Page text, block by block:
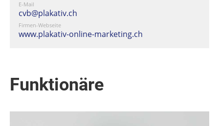
E-Mail
cvb@plakativ.ch
Firmen-Webseite
www.plakativ-online-marketing.ch
Funktionäre